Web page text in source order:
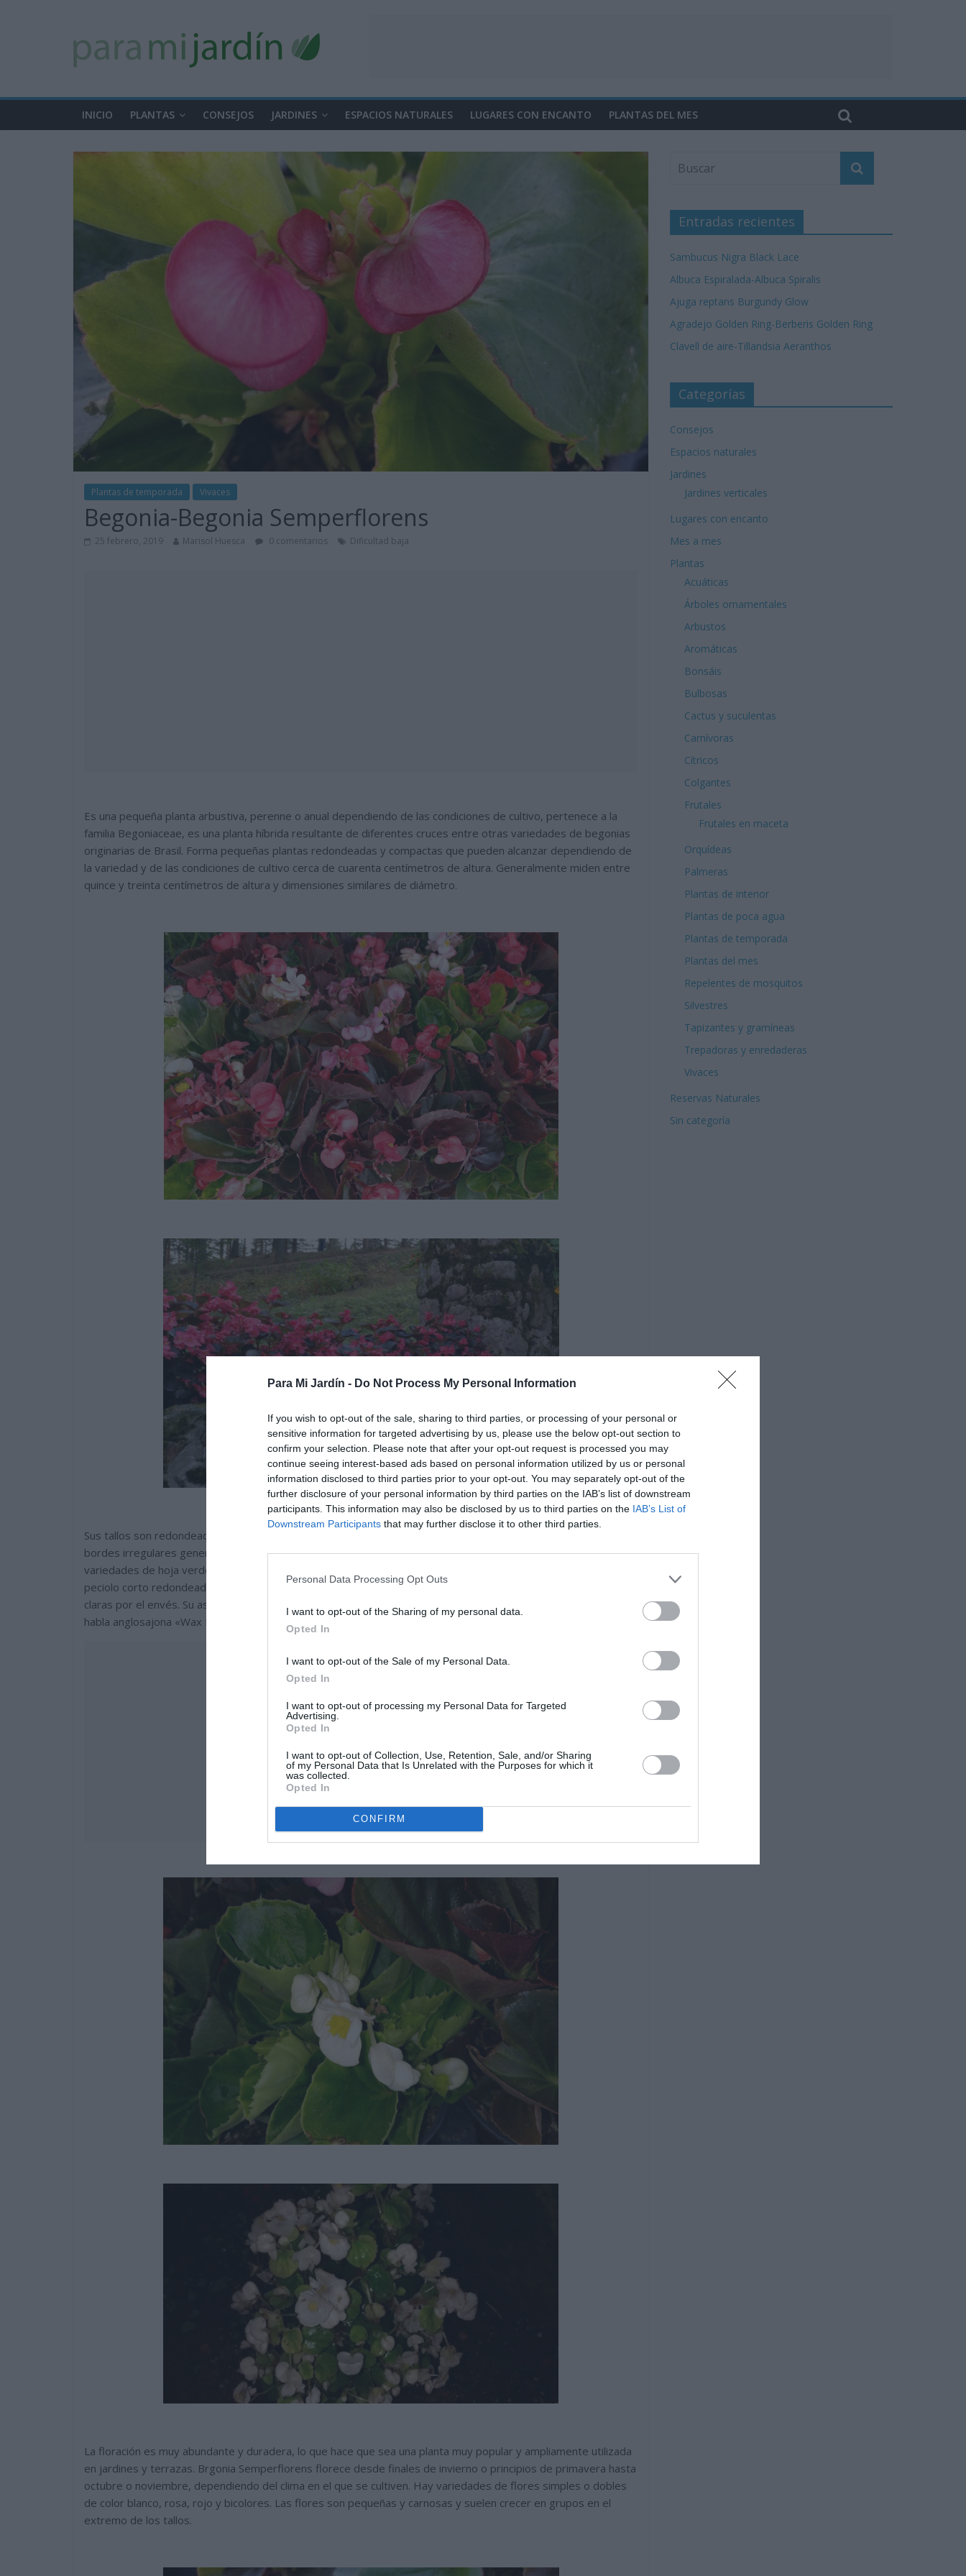
Para Mi Jardín - Do Not Process My Personal Information
If you wish to opt-out of the sale, sharing to third parties, or processing of your personal or
sensitive information for targeted advertising by us, please use the below opt-out section to
confirm your selection. Please note that after your opt-out request is processed you may
continue seeing interest-based ads based on personal information utilized by us or personal
information disclosed to third parties prior to your opt-out. You may separately opt-out of the
further disclosure of your personal information by third parties on the IAB’s list of downstream
participants. This information may also be disclosed by us to third parties on the IAB’s List of
Downstream Participants that may further disclose it to other third parties.
Personal Data Processing Opt Outs
I want to opt-out of the Sharing of my personal data.
Opted In
I want to opt-out of the Sale of my Personal Data.
Opted In
I want to opt-out of processing my Personal Data for Targeted
Advertising.
Opted In
I want to opt-out of Collection, Use, Retention, Sale, and/or Sharing
of my Personal Data that Is Unrelated with the Purposes for which it
was collected.
Opted In
CONFIRM
INICIO PLANTAS CONSEJOS JARDINES ESPACIOS NATURALES LUGARES CON ENCANTO PLANTAS DEL MES
Plantas de temporada Vivaces
Begonia-Begonia Semperflorens
25 febrero, 2019 Marisol Huesca 0 comentarios Dificultad baja
Es una pequeña planta arbustiva, perenne o anual dependiendo de las condiciones de cultivo, pertenece a la
familia Begoniaceae, es una planta híbrida resultante de diferentes cruces entre otras variedades de begonias
originarias de Brasil. Forma pequeñas plantas redondeadas y compactas que pueden alcanzar dependiendo de
la variedad y de las condiciones de cultivo cerca de cuarenta centímetros de altura. Generalmente miden entre
quince y treinta centímetros de altura y dimensiones similares de diámetro.
Sus tallos son redondeados y carnosos de crecimiento vertical, sus hojas son redondeadas y gruesas de
bordes irregulares generalmente, ligeramente curvados hacia arriba y en ocasiones los bordes en las
variedades de hoja verde presentan una fina coloración rojiza. Las hojas están unidas al tallo por medio de un
peciolo corto redondeado y carnoso. Las hojas son cerosas y brillantes de color verde o bronce rojizo, son mas
claras por el envés. Su aspecto ceroso hace referencia al nombre común por la que es conocida en países de
habla anglosajona «Wax Begonia» o Begonia de Cera.
La floración es muy abundante y duradera, lo que hace que sea una planta muy popular y ampliamente utilizada
en jardines y terrazas. Brgonia Semperflorens florece desde finales de invierno o principios de primavera hasta
octubre o noviembre, dependiendo del clima en el que se cultiven. Hay variedades de flores simples o dobles
de color blanco, rosa, rojo y bicolores. Las flores son pequeñas y carnosas y suelen crecer en grupos en el
extremo de los tallos.
Entradas recientes
Sambucus Nigra Black Lace
Albuca Espiralada-Albuca Spiralis
Ajuga reptans Burgundy Glow
Agradejo Golden Ring-Berberis Golden Ring
Clavell de aire-Tillandsia Aeranthos
Categorías
Consejos
Espacios naturales
Jardines
Jardines verticales
Lugares con encanto
Mes a mes
Plantas
Acuáticas
Árboles ornamentales
Arbustos
Aromáticas
Bonsáis
Bulbosas
Cactus y suculentas
Carnívoras
Cítricos
Colgantes
Frutales
Frutales en maceta
Orquídeas
Palmeras
Plantas de interior
Plantas de poca agua
Plantas de temporada
Plantas del mes
Repelentes de mosquitos
Silvestres
Tapizantes y gramíneas
Trepadoras y enredaderas
Vivaces
Reservas Naturales
Sin categoría